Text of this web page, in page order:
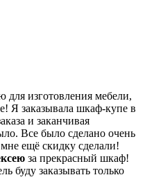
изготовления мебели,
Я заказывала шкаф-купе в
и заканчивая
Все было сделано очень
ещё скидку сделали!
за прекрасный шкаф!
буду заказывать только